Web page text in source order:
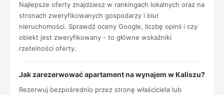
Najlepsze oferty znajdziesz w rankingach lokalnych oraz na
stronach zweryfikowanych gospodarzy i biur
nieruchomości. Sprawdź oceny Google, liczbę opinii i czy
obiekt jest zweryfikowany - to główne wskaźniki
rzetelności oferty.
Jak zarezerwować apartament na wynajem w Kaliszu?
Rezerwuj bezpośrednio przez stronę właściciela lub